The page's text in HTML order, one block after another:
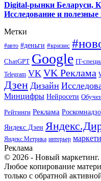
Digital-рынки Беларуси,
Исследование и
Метки
#авто #деньги #кризис
ChatGPT Google IT-
Telegram VK VK Реклама
Дзен Дизайн
Минцифры Нейросети
Рейтинги Реклама
Яндекс.Дзен
Яндекс.Метрика интерьер
Реклама
© 2026 - Новый
Любое копирование
только с обратной